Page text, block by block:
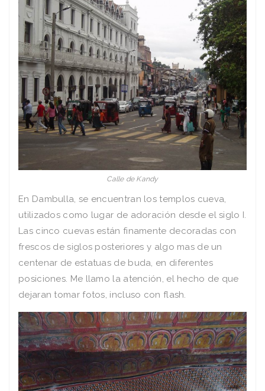
Calle de Kandy
En Dambulla, se encuentran los templos cueva,
utilizados como lugar de adoración desde el siglo I.
Las cinco cuevas están finamente decoradas con
frescos de siglos posteriores y algo mas de un
centenar de estatuas de buda, en diferentes
posiciones. Me llamo la atención, el hecho de que
dejaran tomar fotos, incluso con flash.